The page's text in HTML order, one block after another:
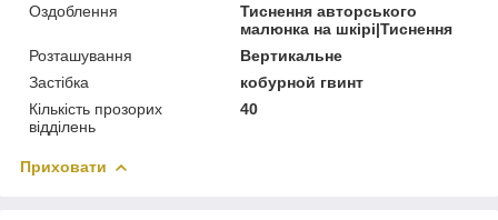
Оздоблення
Тиснення авторського
малюнка на шкірі|Тиснення
Розташування
Вертикальне
Застібка
кобурной гвинт
Кількість прозорих
відділень
40
Приховати